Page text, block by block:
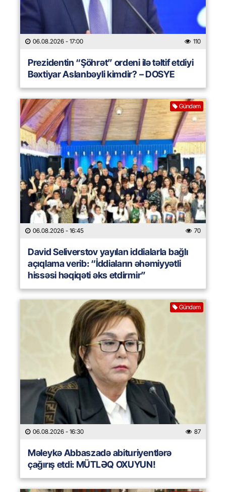
06.08.2026 - 17:00 110
Prezidentin “Şöhrət” ordeni ilə təltif etdiyi
Bəxtiyar Aslanbəyli kimdir? – DOSYE
Gündəm
06.08.2026 - 16:45 70
David Seliverstov yayılan iddialarla bağlı
açıqlama verib: “İddiaların əhəmiyyətli
hissəsi həqiqəti əks etdirmir”
Gündəm
06.08.2026 - 16:30 87
Məleykə Abbaszadə abituriyentlərə
çağırış etdi: MÜTLƏQ OXUYUN!